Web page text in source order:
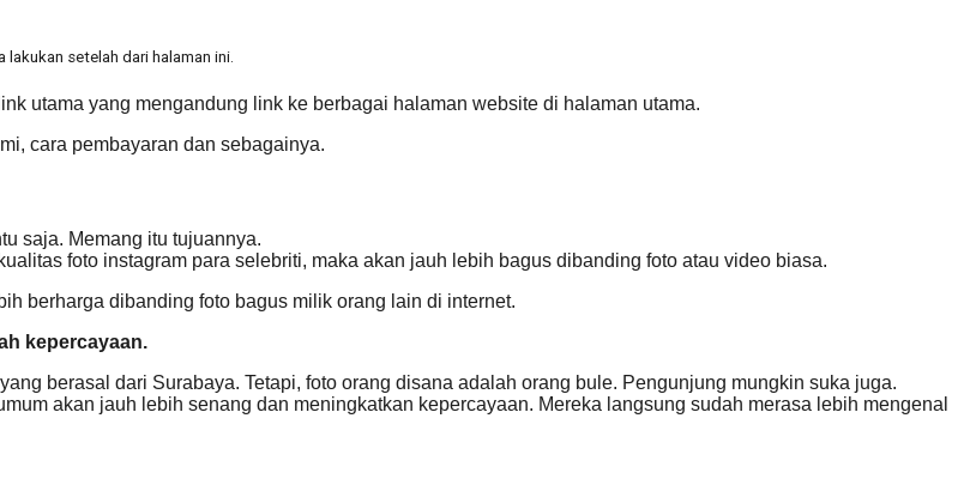
setelah dari halaman ini.
utama yang mengandung link ke berbagai halaman website di halaman utama.
cara pembayaran dan sebagainya.
saja. Memang itu tujuannya.
foto instagram para selebriti, maka akan jauh lebih bagus dibanding foto atau video biasa.
berharga dibanding foto bagus milik orang lain di internet.
kepercayaan.
berasal dari Surabaya. Tetapi, foto orang disana adalah orang bule. Pengunjung mungkin suka juga.
akan jauh lebih senang dan meningkatkan kepercayaan. Mereka langsung sudah merasa lebih mengenal